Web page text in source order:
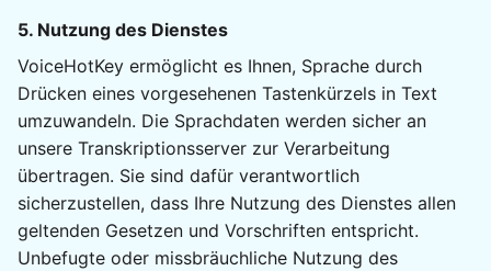
5. Nutzung des Dienstes
VoiceHotKey ermöglicht es Ihnen, Sprache durch
Drücken eines vorgesehenen Tastenkürzels in Text
umzuwandeln. Die Sprachdaten werden sicher an
unsere Transkriptionsserver zur Verarbeitung
übertragen. Sie sind dafür verantwortlich
sicherzustellen, dass Ihre Nutzung des Dienstes allen
geltenden Gesetzen und Vorschriften entspricht.
Unbefugte oder missbräuchliche Nutzung des